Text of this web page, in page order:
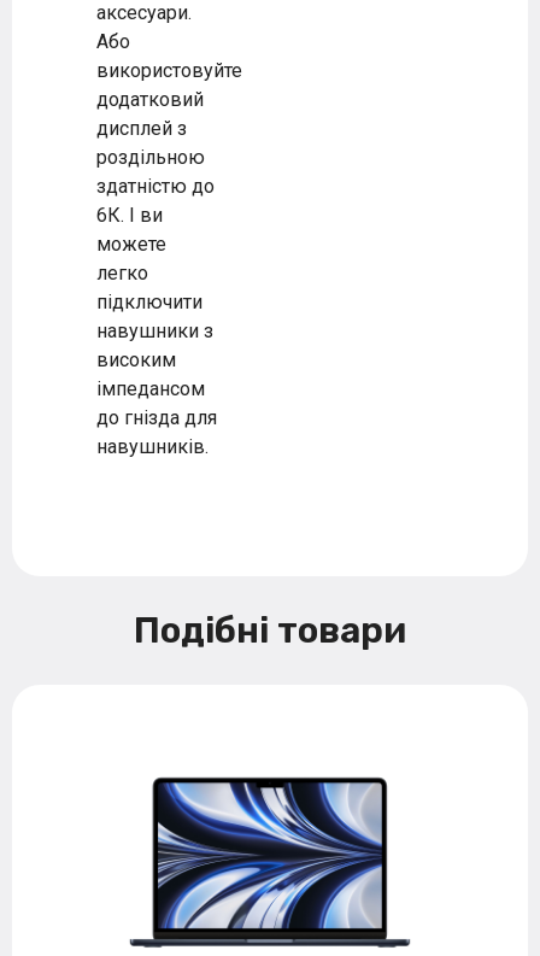
аксесуари.
Або
використовуйте
додатковий
дисплей з
роздільною
здатністю до
6К. І ви
можете
легко
підключити
навушники з
високим
імпедансом
до гнізда для
навушників.
Подібні товари